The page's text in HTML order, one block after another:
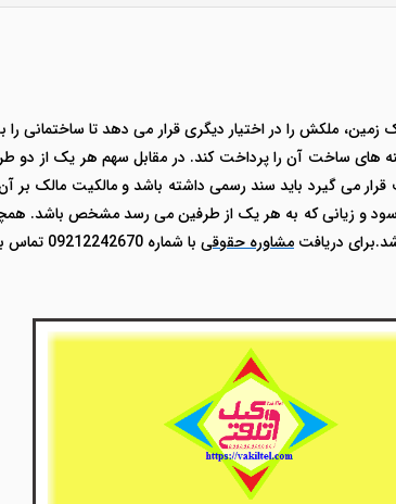
ملکش را در اختیار دیگری قرار می دهد تا ساختمانی را
های ساخت آن را پرداخت کند. در مقابل سهم هر یک از دو
می گیرد باید سند رسمی داشته باشد و مالکیت مالک بر آن
و زیانی که به هر یک از طرفین می رسد مشخص باشد.
دریافت مشاوره حقوقی با شماره 09212242670 تماس بگیرید